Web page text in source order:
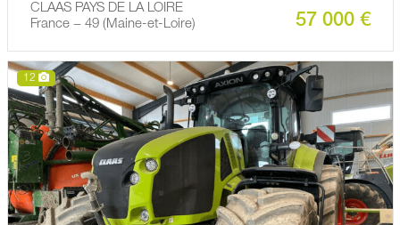
CLAAS PAYS DE LA LOIRE
France − 49 (Maine-et-Loire)
57 000 €
12